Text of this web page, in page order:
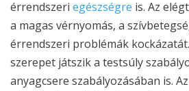
érrendszeri egészségre is. Az
a magas vérnyomás, a
érrendszeri problémák
szerepet játszik a testsúly
anyagcsere szabályozásában is.